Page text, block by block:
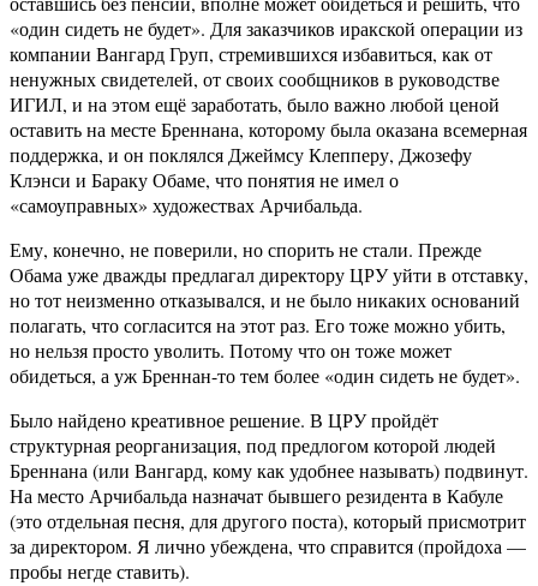
«один сидеть не будет». Для заказчиков иракской операции из
компании Вангард Груп, стремившихся избавиться, как от
ненужных свидетелей, от своих сообщников в руководстве
ИГИЛ, и на этом ещё заработать, было важно любой ценой
оставить на месте Бреннана, которому была оказана всемерная
поддержка, и он поклялся Джеймсу Клепперу, Джозефу
Клэнси и Бараку Обаме, что понятия не имел о
«самоуправных» художествах Арчибальда.
Ему, конечно, не поверили, но спорить не стали. Прежде
Обама уже дважды предлагал директору ЦРУ уйти в отставку,
но тот неизменно отказывался, и не было никаких оснований
полагать, что согласится на этот раз. Его тоже можно убить,
но нельзя просто уволить. Потому что он тоже может
обидеться, а уж Бреннан-то тем более «один сидеть не будет».
Было найдено креативное решение. В ЦРУ пройдёт
структурная реорганизация, под предлогом которой людей
Бреннана (или Вангард, кому как удобнее называть) подвинут.
На место Арчибальда назначат бывшего резидента в Кабуле
(это отдельная песня, для другого поста), который присмотрит
за директором. Я лично убеждена, что справится (пройдоха —
пробы негде ставить).